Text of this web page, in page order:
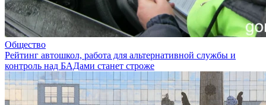
Общество
Рейтинг автошкол, работа для альтернативной службы и
контроль над БАДами станет строже